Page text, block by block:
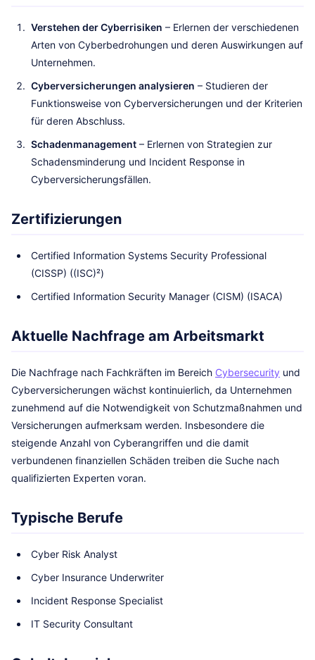
Verstehen der Cyberrisiken – Erlernen der verschiedenen
Arten von Cyberbedrohungen und deren Auswirkungen auf
Unternehmen.
Cyberversicherungen analysieren – Studieren der
Funktionsweise von Cyberversicherungen und der Kriterien
für deren Abschluss.
Schadenmanagement – Erlernen von Strategien zur
Schadensminderung und Incident Response in
Cyberversicherungsfällen.
Zertifizierungen
Certified Information Systems Security Professional
(CISSP) ((ISC)²)
Certified Information Security Manager (CISM) (ISACA)
Aktuelle Nachfrage am Arbeitsmarkt
Die Nachfrage nach Fachkräften im Bereich Cybersecurity und
Cyberversicherungen wächst kontinuierlich, da Unternehmen
zunehmend auf die Notwendigkeit von Schutzmaßnahmen und
Versicherungen aufmerksam werden. Insbesondere die
steigende Anzahl von Cyberangriffen und die damit
verbundenen finanziellen Schäden treiben die Suche nach
qualifizierten Experten voran.
Typische Berufe
Cyber Risk Analyst
Cyber Insurance Underwriter
Incident Response Specialist
IT Security Consultant